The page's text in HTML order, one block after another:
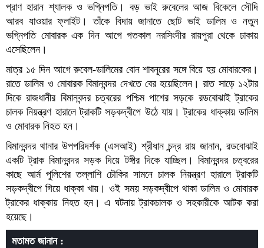
প্রাণ হারান শ্যালক ও ভগ্নিপতি। বড় ভাই রুবেলের আজ বিকেলে সৌদি
আরব যাওয়ার ফ্লাইট। তাঁকে বিদায় জানাতে ছোট ভাই ডালিম ও নতুন
ভগ্নিপতি মোবারক এক দিন আগে গতকাল নরসিংদীর রায়পুরা থেকে ঢাকায়
এসেছিলেন।
মাত্র ১৫ দিন আগে রুবেল-ডালিমের বোন শাবনূরের সঙ্গে বিয়ে হয় মোবারকের।
রাতে ডালিম ও মোবারক বিমানবন্দর দেখতে বের হয়েছিলেন। রাত সাড়ে ১২টার
দিকে রাজধানীর বিমানবন্দর চত্বরের পশ্চিম পাশের সড়কে রডবোঝাই ট্রাকের
চালক নিয়ন্ত্রণ হারালে ট্রাকটি সড়কদ্বীপে উঠে যায়। ট্রাকের ধাক্কায় ডালিম
ও মোবারক নিহত হন।
বিমানবন্দর থানার উপপরিদর্শক (এসআই) শ্রীধান চন্দ্র রায় জানান, রডবোঝাই
একটি ট্রাক বিমানবন্দর সড়ক দিয়ে টঙ্গীর দিকে যাচ্ছিল। বিমানবন্দর চত্বরের
কাছে আর্ম পুলিশের তল্লাশি চৌকির সামনে চালক নিয়ন্ত্রণ হারালে ট্রাকটি
সড়কদ্বীপে গিয়ে ধাক্কা খায়। ওই সময় সড়কদ্বীপে থাকা ডালিম ও মোবারক
ট্রাকের ধাক্কায় নিহত হন। এ ঘটনায় ট্রাকচালক ও সহকারীকে আটক করা
হয়েছে।
মতামত জানান :